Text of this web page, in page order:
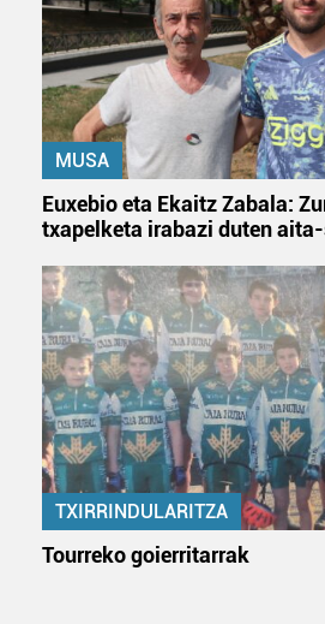
fitxategiak erabiltzen ditu. Zure
zerbitzuak hobetzeko asmoz,
baliatzen gara. Ohar hau onartuz
erabiltzeko baimen esplizitua
irakurri
MUSA
Euxebio eta Ekaitz Zabala:
txapelketa irabazi duten
TXIRRINDULARITZA
Tourreko goierritarrak